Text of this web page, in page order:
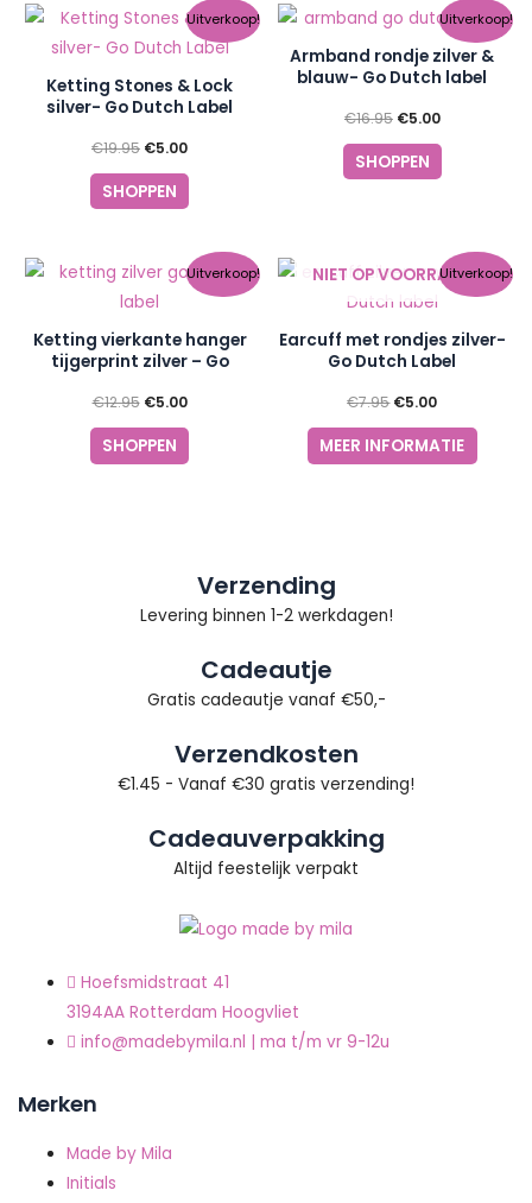
Uitverkoop!
Ketting Stones & Lock
silver- Go Dutch Label
€19.95
Oorspronkelijke
prijs
was:
€5.00
Huidige
prijs
is:
SHOPPEN
Uitverkoop!
Armband rondje zilver &
blauw- Go Dutch label
€16.95
Oorspronkelijke
prijs
was:
€16.95.
€5.00
Huidige
prijs
is:
€5.00.
SHOPPEN
Uitverkoop!
Ketting vierkante hanger
tijgerprint zilver – Go
€12.95
Oorspronkelijke
prijs
was:
€5.00
Huidige
prijs
SHOPPEN
Uitverkoop!
NIET OP VOORRAAD
Earcuff met rondjes zilver-
Go Dutch Label
€7.95
Oorspronkelijke
prijs
was:
€5.00
Huidige
prijs
is:
MEER INFORMATIE
Verzending
Levering binnen 1-2 werkdagen!
Cadeautje
Gratis cadeautje vanaf €50,-
Verzendkosten
€1.45 - Vanaf €30 gratis verzending!
Cadeauverpakking
Altijd feestelijk verpakt
Hoefsmidstraat 41
3194AA Rotterdam Hoogvliet
info@madebymila.nl | ma t/m vr 9-12u
Merken
Made by Mila
Initials